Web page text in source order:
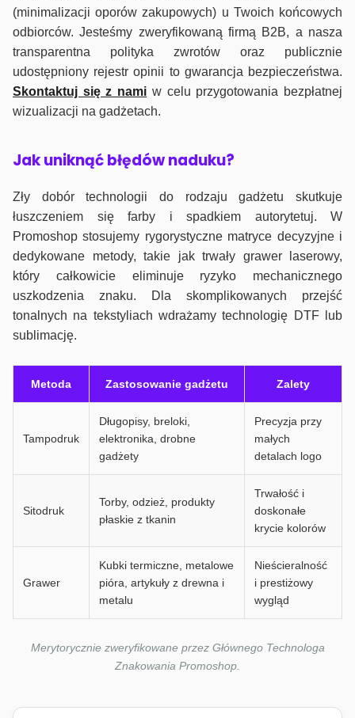
(minimalizacji oporów zakupowych) u Twoich końcowych
odbiorców. Jesteśmy zweryfikowaną firmą B2B, a nasza
transparentna polityka zwrotów oraz publicznie
udostępniony rejestr opinii to gwarancja bezpieczeństwa.
Skontaktuj się z nami w celu przygotowania bezpłatnej
wizualizacji na gadżetach.
Jak uniknąć błędów naduku?
Zły dobór technologii do rodzaju gadżetu skutkuje
łuszczeniem się farby i spadkiem autorytetuj. W
Promoshop stosujemy rygorystyczne matryce decyzyjne i
dedykowane metody, takie jak trwały grawer laserowy,
który całkowicie eliminuje ryzyko mechanicznego
uszkodzenia znaku. Dla skomplikowanych przejść
tonalnych na tekstyliach wdrażamy technologię DTF lub
sublimację.
Metoda Zastosowanie gadżetu Zalety
Tampodruk
Długopisy, breloki,
elektronika, drobne
gadżety
Precyzja przy
małych
detalach logo
Sitodruk
Torby, odzież, produkty
płaskie z tkanin
Trwałość i
doskonałe
krycie kolorów
Grawer
Kubki termiczne, metalowe
pióra, artykuły z drewna i
metalu
Nieścieralność
i prestiżowy
wygląd
Merytorycznie zweryfikowane przez Głównego Technologa
Znakowania Promoshop.